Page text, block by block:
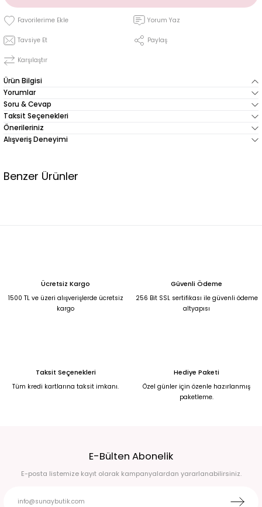
Yorum Yaz
Tavsiye Et Paylaş
Karşılaştır
Ürün Bilgisi
Yorumlar
Soru & Cevap
Taksit Seçenekleri
Önerileriniz
Alışveriş Deneyimi
Benzer Ürünler
5.250,00 TL
Saks Mavisi Şifon Yırtmaçlı Abiye 50
Ücretsiz Kargo
1500 TL ve üzeri alışverişlerde ücretsiz
kargo
Güvenli Ödeme
256 Bit SSL sertifikası ile güvenli ödeme
altyapısı
Taksit Seçenekleri
Tüm kredi kartlarına taksit imkanı.
Hediye Paketi
Özel günler için özenle hazırlanmış
paketleme.
E-Bülten Abonelik
E-posta listemize kayıt olarak kampanyalardan yararlanabilirsiniz.